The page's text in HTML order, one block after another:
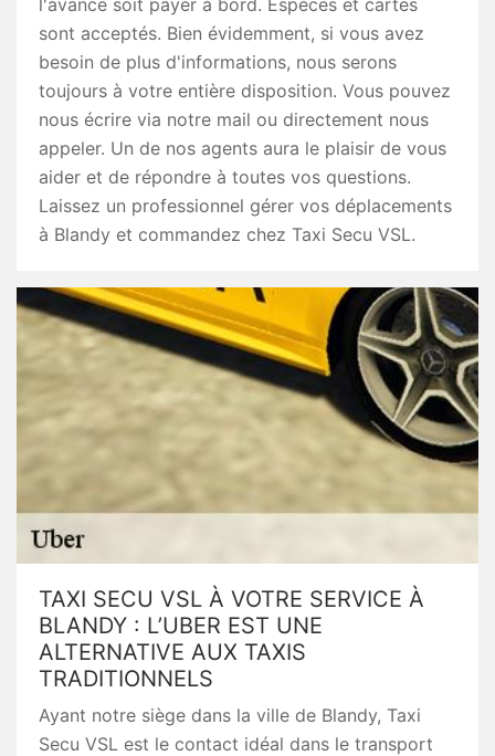
l'avance soit payer à bord. Espèces et cartes
sont acceptés. Bien évidemment, si vous avez
besoin de plus d'informations, nous serons
toujours à votre entière disposition. Vous pouvez
nous écrire via notre mail ou directement nous
appeler. Un de nos agents aura le plaisir de vous
aider et de répondre à toutes vos questions.
Laissez un professionnel gérer vos déplacements
à Blandy et commandez chez Taxi Secu VSL.
TAXI SECU VSL À VOTRE SERVICE À
BLANDY : L’UBER EST UNE
ALTERNATIVE AUX TAXIS
TRADITIONNELS
Ayant notre siège dans la ville de Blandy, Taxi
Secu VSL est le contact idéal dans le transport